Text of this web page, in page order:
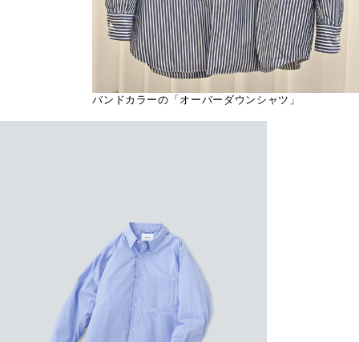
バンドカラーの「オーバーダウンシャツ」